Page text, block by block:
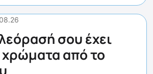
σου έχει
από το